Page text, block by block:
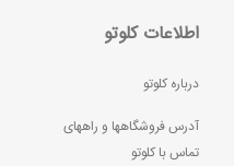
اطلاعات کلوتو
درباره کلوتو
آدرس فروشگاهها و راههای
تماس با کلوتو